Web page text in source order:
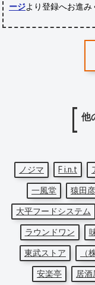
ージより登録へお進み
他
ノジマ F i.n.t
一風堂
猿田
大平フードシステム
ラウンドワン
東武ストア
（
安楽亭
居酒